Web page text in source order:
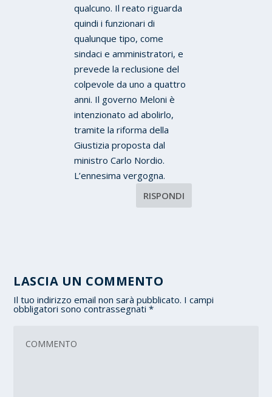
qualcuno. Il reato riguarda
quindi i funzionari di
qualunque tipo, come
sindaci e amministratori, e
prevede la reclusione del
colpevole da uno a quattro
anni. Il governo Meloni è
intenzionato ad abolirlo,
tramite la riforma della
Giustizia proposta dal
ministro Carlo Nordio.
L’ennesima vergogna.
RISPONDI
LASCIA UN COMMENTO
Il tuo indirizzo email non sarà pubblicato. I campi
obbligatori sono contrassegnati*